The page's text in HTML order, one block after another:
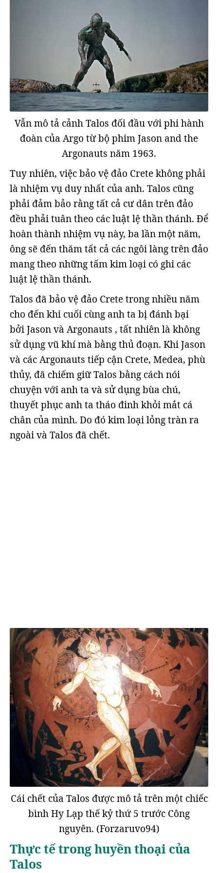
Vẫn mô tả cảnh Talos đối đầu với phi hành
đoàn của Argo từ bộ phim Jason and the
Argonauts năm 1963.
Tuy nhiên, việc bảo vệ đảo Crete không phải
là nhiệm vụ duy nhất của anh. Talos cũng
phải đảm bảo rằng tất cả cư dân trên đảo
đều phải tuân theo các luật lệ thần thánh. Để
hoàn thành nhiệm vụ này, ba lần một năm,
ông sẽ đến thăm tất cả các ngôi làng trên đảo
mang theo những tấm kim loại có ghi các
luật lệ thần thánh.
Talos đã bảo vệ đảo Crete trong nhiều năm
cho đến khi cuối cùng anh ta bị đánh bại
bởi Jason và Argonauts , tất nhiên là không
sử dụng vũ khí mà bằng thủ đoạn. Khi Jason
và các Argonauts tiếp cận Crete, Medea, phù
thủy, đã chiếm giữ Talos bằng cách nói
chuyện với anh ta và sử dụng bùa chú,
thuyết phục anh ta tháo đinh khỏi mắt cá
chân của mình. Do đó kim loại lỏng tràn ra
ngoài và Talos đã chết.
Cái chết của Talos được mô tả trên một chiếc
bình Hy Lạp thế kỷ thứ 5 trước Công
nguyên. (Forzaruvo94)
Thực tế trong huyền thoại của
Talos